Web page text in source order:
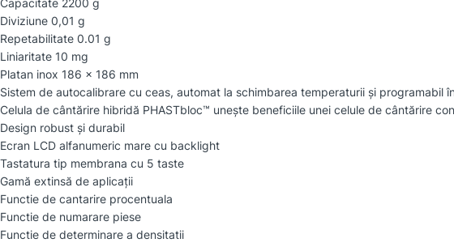
Capacitate 2200 g
Diviziune 0,01 g
Repetabilitate 0.01 g
Liniaritate 10 mg
Platan inox 186 x 186 mm
Sistem de autocalibrare cu ceas, automat la schimbarea temperaturii și programabil
Celula de cântărire hibridă PHASTbloc™ unește beneficiile unei celule de cântărire
Design robust și durabil
Ecran LCD alfanumeric mare cu backlight
Tastatura tip membrana cu 5 taste
Gamă extinsă de aplicații
Functie de cantarire procentuala
Functie de numarare piese
Functie de determinare a densitatii